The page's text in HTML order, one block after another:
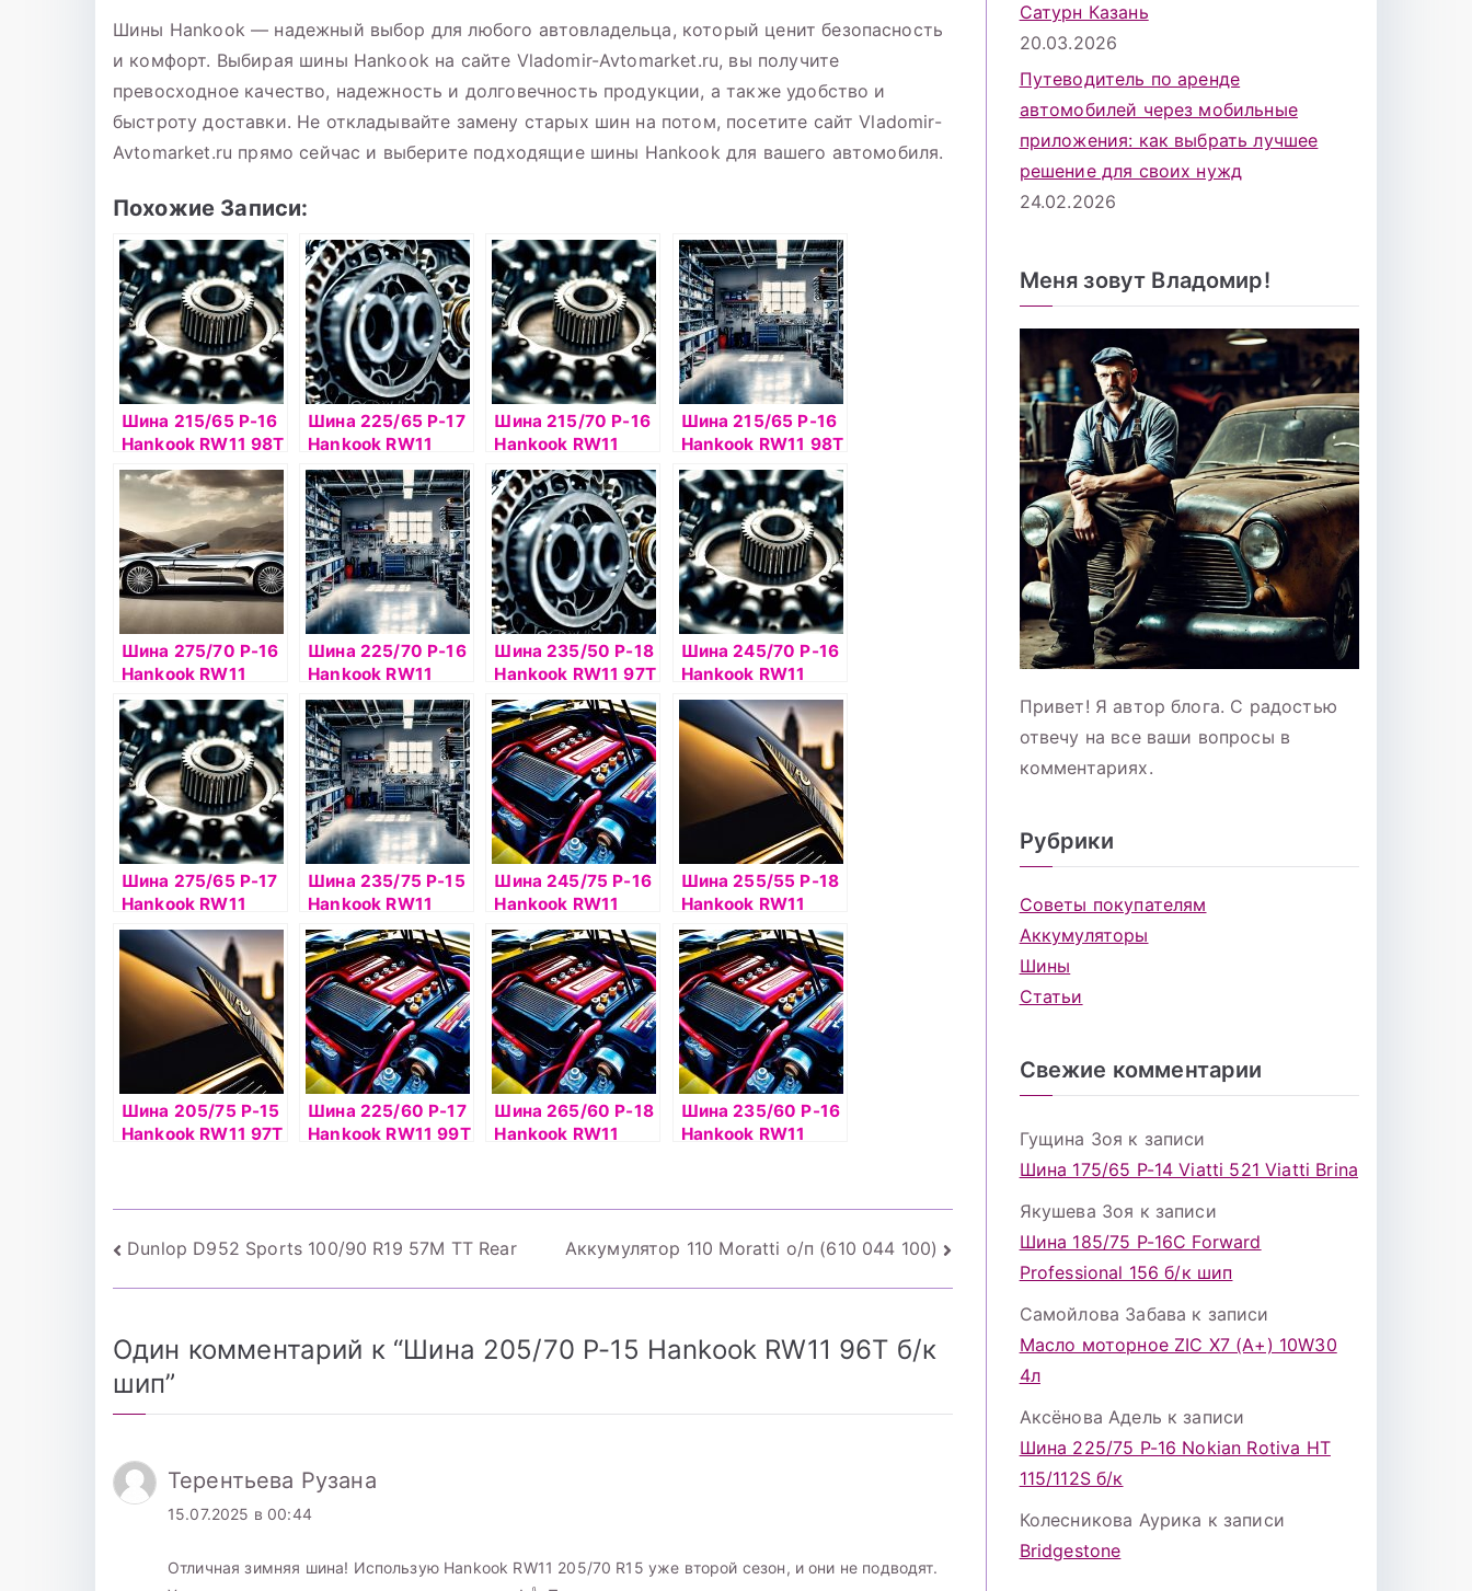
Шины Hankook — надежный выбор для любого автовладельца, который ценит безопасность
и комфорт. Выбирая шины Hankook на сайте Vladomir-Avtomarket.ru, вы получите
превосходное качество, надежность и долговечность продукции, а также удобство и
быстроту доставки. Не откладывайте замену старых шин на потом, посетите сайт Vladomir-
Avtomarket.ru прямо сейчас и выберите подходящие шины Hankook для вашего автомобиля.
Похожие Записи:
Шина 215/65 Р-16
Hankook RW11 98Т
б/к шип
Шина 225/65 Р-17
Hankook RW11
102T TL шип
Шина 215/70 Р-16
Hankook RW11
100T б/к шип
Шина 215/65 Р-16
Hankook RW11 98T
Шина 275/70 Р-16
Hankook RW11
114T шип
Шина 225/70 Р-16
Hankook RW11
103T шип
Шина 235/50 Р-18
Hankook RW11 97T
шип
Шина 245/70 Р-16
Hankook RW11
107Т шип
Шина 275/65 Р-17
Hankook RW11
115Т шип
Шина 235/75 Р-15
Hankook RW11
105T
Шина 245/75 Р-16
Hankook RW11
111T шип
Шина 255/55 Р-18
Hankook RW11
109T б/к шип
Шина 205/75 Р-15
Hankook RW11 97Т
Шина 225/60 Р-17
Hankook RW11 99T
Шина 265/60 Р-18
Hankook RW11
Шина 235/60 Р-16
Hankook RW11
Навигация
по
записям
Dunlop D952 Sports 100/90 R19 57M TT Rear Аккумулятор 110 Moratti о/п (610 044 100)
Один комментарий к “Шина 205/70 Р-15 Hankook RW11 96Т б/к
шип”
Терентьева Рузана
15.07.2025 в 00:44
Отличная зимняя шина! Использую Hankook RW11 205/70 R15 уже второй сезон, и они не подводят.
Сатурн Казань
20.03.2026
Путеводитель по аренде
автомобилей через мобильные
приложения: как выбрать лучшее
решение для своих нужд
24.02.2026
Меня зовут Владомир!
Привет! Я автор блога. С радостью
отвечу на все ваши вопросы в
комментариях.
Рубрики
Советы покупателям
Аккумуляторы
Шины
Статьи
Свежие комментарии
Гущина Зоя к записи
Шина 175/65 Р-14 Viatti 521 Viatti Brina
Якушева Зоя к записи
Шина 185/75 Р-16С Forward
Professional 156 б/к шип
Самойлова Забава к записи
Масло моторное ZIC X7 (A+) 10W30
4л
Аксёнова Адель к записи
Шина 225/75 Р-16 Nokian Rotiva HT
115/112S б/к
Колесникова Аурика к записи
Bridgestone